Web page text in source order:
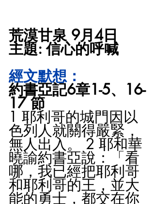
荒漠甘泉 9月4日
主題: 信心的呼喊
經文默想：
約書亞記6章1-5、16-
17 節
1 耶利哥的城門因以
色列人就關得嚴緊，
無人出入。 2 耶和華
曉諭約書亞說：「看
哪，我已經把耶利哥
和耶利哥的王，並大
能的勇士，都交在你